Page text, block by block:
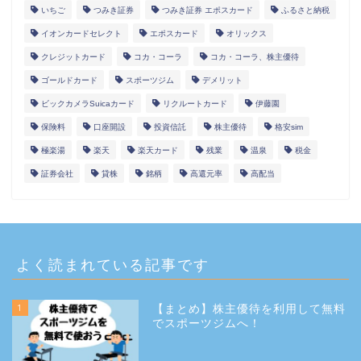
いちご つみき証券 つみき証券 エポスカード ふるさと納税
イオンカードセレクト エポスカード オリックス
クレジットカード コカ・コーラ コカ・コーラ、株主優待
ゴールドカード スポーツジム デメリット
ビックカメラSuicaカード リクルートカード 伊藤園
保険料 口座開設 投資信託 株主優待 格安sim
極楽湯 楽天 楽天カード 残業 温泉 税金
証券会社 貸株 銘柄 高還元率 高配当
よく読まれている記事です
1
【まとめ】株主優待を利用して無料
でスポーツジムへ！